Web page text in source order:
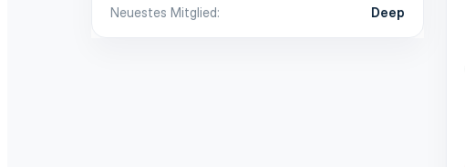
Neuestes Mitglied
Deep